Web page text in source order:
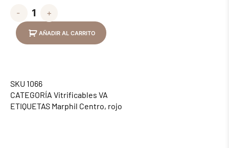
- +
AÑADIR AL CARRITO
SKU 1066
CATEGORÍA Vitrificables VA
ETIQUETAS Marphil Centro, rojo